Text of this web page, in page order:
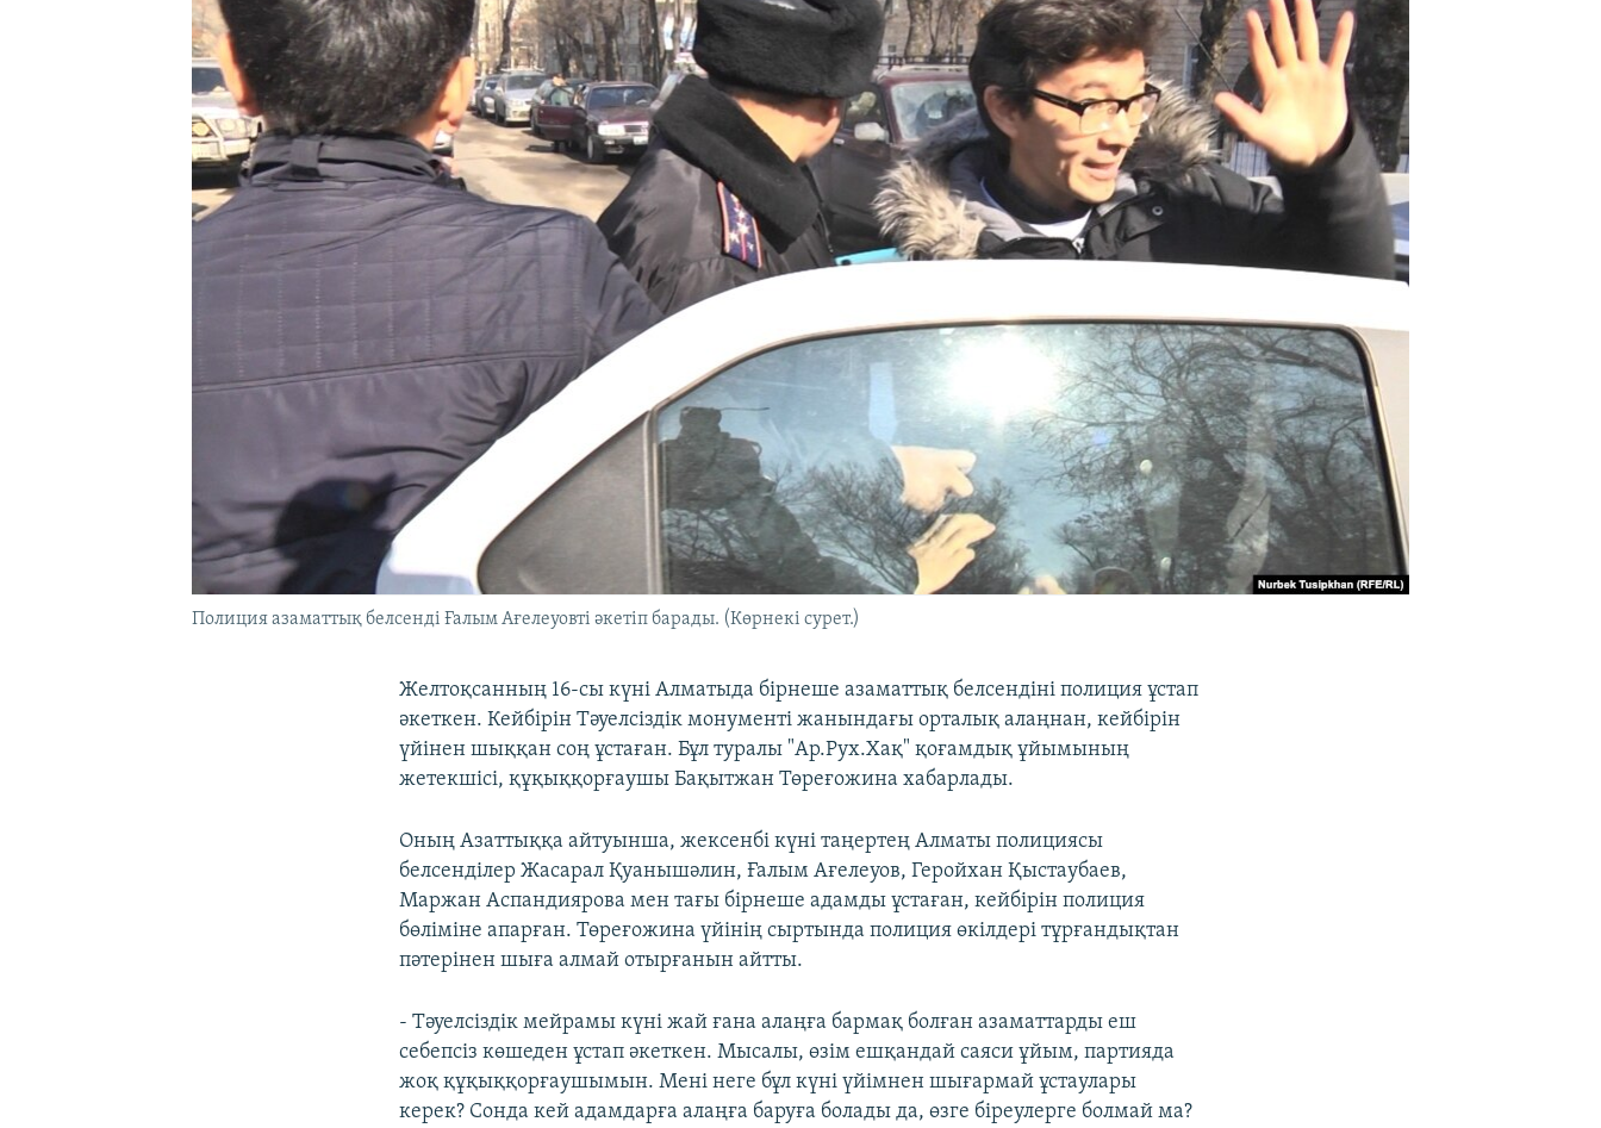
Полиция азаматтық белсенді Ғалым Ағелеуовті әкетіп барады. (Көрнекі сурет.)
Желтоқсанның 16-сы күні Алматыда бірнеше азаматтық белсендіні полиция ұстап
әкеткен. Кейбірін Тәуелсіздік монументі жанындағы орталық алаңнан, кейбірін
үйінен шыққан соң ұстаған. Бұл туралы "Ар.Рух.Хақ" қоғамдық ұйымының
жетекшісі, құқыққорғаушы Бақытжан Төреғожина хабарлады.
Оның Азаттыққа айтуынша, жексенбі күні таңертең Алматы полициясы
белсенділер Жасарал Қуанышәлин, Ғалым Ағелеуов, Геройхан Қыстаубаев,
Маржан Аспандиярова мен тағы бірнеше адамды ұстаған, кейбірін полиция
бөліміне апарған. Төреғожина үйінің сыртында полиция өкілдері тұрғандықтан
пәтерінен шыға алмай отырғанын айтты.
- Тәуелсіздік мейрамы күні жай ғана алаңға бармақ болған азаматтарды еш
себепсіз көшеден ұстап әкеткен. Мысалы, өзім ешқандай саяси ұйым, партияда
жоқ құқыққорғаушымын. Мені неге бұл күні үйімнен шығармай ұстаулары
керек? Сонда кей адамдарға алаңға баруға болады да, өзге біреулерге болмай ма?